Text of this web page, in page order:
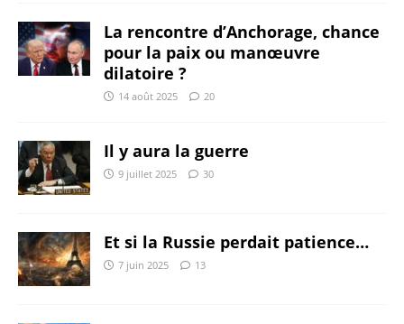
La rencontre d’Anchorage, chance
pour la paix ou manœuvre
dilatoire ?
14 août 2025 20
Il y aura la guerre
9 juillet 2025 30
Et si la Russie perdait patience…
7 juin 2025 13